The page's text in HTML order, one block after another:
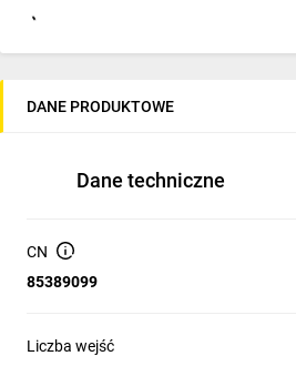
DANE PRODUKTOWE
Dane techniczne
CN
85389099
Liczba wejść